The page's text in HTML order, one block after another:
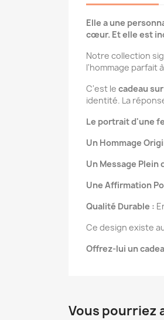
Elle a une
cœur. Et elle est
Notre collection
l'hommage parfait
C'est le cadeau
identité. La
Le portrait d'une
Un Hommage
Un Message Plein
Une Affirmation
Qualité Durable :
Ce design existe
Offrez-lui un
Vous pourriez